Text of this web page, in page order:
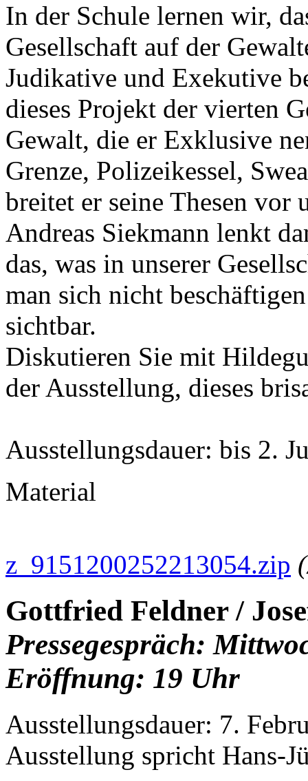
In der Schule lernen wir,
Gesellschaft auf der
Judikative und Exekutive
dieses Projekt der vierten
Gewalt, die er Exklusive
Grenze, Polizeikessel,
breitet er seine Thesen vor
Andreas Siekmann lenkt
das, was in unserer
man sich nicht
sichtbar.
Diskutieren Sie mit
der Ausstellung, dieses
Ausstellungsdauer: bis 2.
Material
z_9151200252213054.zip
Gottfried Feldner /
Pressegespräch:
Eröffnung: 19 Uhr
Ausstellungsdauer: 7.
Ausstellung spricht Hans-